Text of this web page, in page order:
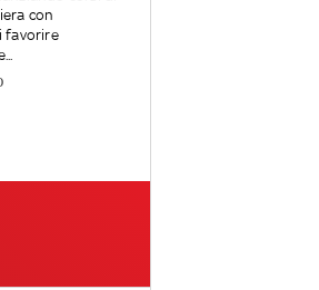
con
favorire